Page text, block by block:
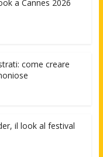
a Cannes 2026
come creare
il look al festival